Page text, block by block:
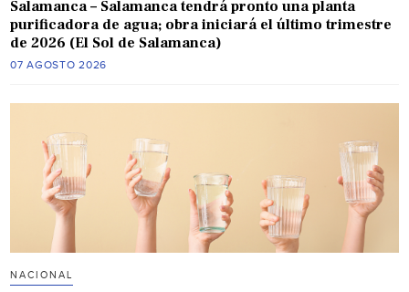
Salamanca – Salamanca tendrá pronto una planta
purificadora de agua; obra iniciará el último trimestre
de 2026 (El Sol de Salamanca)
07 AGOSTO 2026
NACIONAL